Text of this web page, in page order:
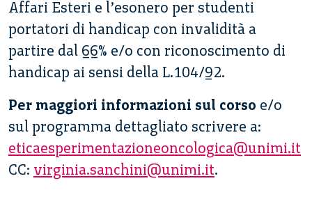
Affari Esteri e l’esonero per studenti
portatori di handicap con invalidità a
partire dal 66% e/o con riconoscimento di
handicap ai sensi della L.104/92.
Per maggiori informazioni sul corso e/o
sul programma dettagliato scrivere a:
eticaesperimentazioneoncologica@unimi.it
CC: virginia.sanchini@unimi.it.